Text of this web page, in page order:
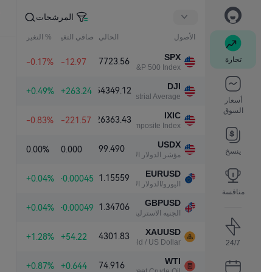
تجارة
أسعار
السوق
ينسخ
منافسة
24/7
المرشحات
الأصول الحالي صافي التغير % التغير
SPX
S&P 500 Index
7723.56
-12.97
-0.17%
DJI
Dow Jones Industrial Average
54349.12
+263.24
+0.49%
IXIC
NASDAQ Composite Index
26363.43
-221.57
-0.83%
USDX
مؤشر الدولار الأمريكي
99.490
0.000
0.00%
EURUSD
اليورو/الدولار الأمريكي
1.15559
+0.00045
+0.04%
GBPUSD
الجنيه الاسترليني/الدولار الأمريكي
1.34706
+0.00049
+0.04%
XAUUSD
Gold / US Dollar
4301.83
+54.22
+1.28%
WTI
74.916
+0.644
+0.87%